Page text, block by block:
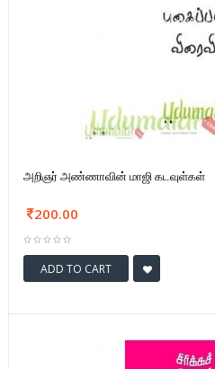
அறிஞர் அண்ணாவின் மாஜி கடவுள்கள்
200.00
ADD TO CART